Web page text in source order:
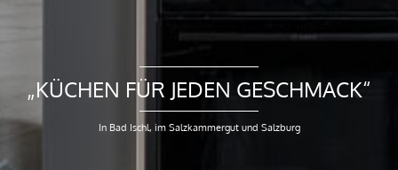
„KÜCHEN FÜR JEDEN GESCHMACK“
In Bad Ischl, im Salzkammergut und Salzburg